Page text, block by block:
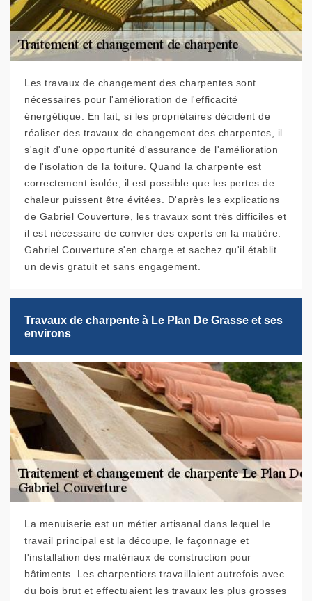
Les travaux de changement des charpentes sont
nécessaires pour l'amélioration de l'efficacité
énergétique. En fait, si les propriétaires décident de
réaliser des travaux de changement des charpentes, il
s'agit d'une opportunité d'assurance de l'amélioration
de l'isolation de la toiture. Quand la charpente est
correctement isolée, il est possible que les pertes de
chaleur puissent être évitées. D'après les explications
de Gabriel Couverture, les travaux sont très difficiles et
il est nécessaire de convier des experts en la matière.
Gabriel Couverture s'en charge et sachez qu'il établit
un devis gratuit et sans engagement.
Travaux de charpente à Le Plan De Grasse et ses
environs
La menuiserie est un métier artisanal dans lequel le
travail principal est la découpe, le façonnage et
l'installation des matériaux de construction pour
bâtiments. Les charpentiers travaillaient autrefois avec
du bois brut et effectuaient les travaux les plus grosses